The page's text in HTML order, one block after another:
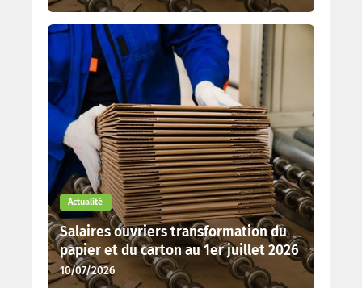
Actualité
Salaires ouvriers transformation du
papier et du carton au 1er juillet 2026
10/07/2026